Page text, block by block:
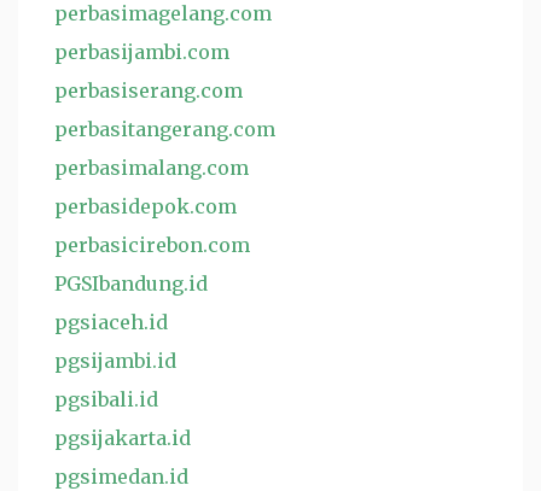
perbasimagelang.com
perbasijambi.com
perbasiserang.com
perbasitangerang.com
perbasimalang.com
perbasidepok.com
perbasicirebon.com
PGSIbandung.id
pgsiaceh.id
pgsijambi.id
pgsibali.id
pgsijakarta.id
pgsimedan.id